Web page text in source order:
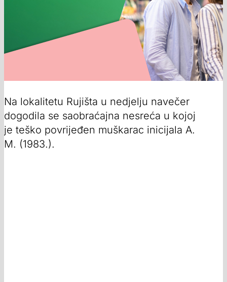
Na lokalitetu Rujišta u nedjelju navečer
dogodila se saobraćajna nesreća u kojoj
je teško povrijeđen muškarac inicijala A.
M. (1983.).